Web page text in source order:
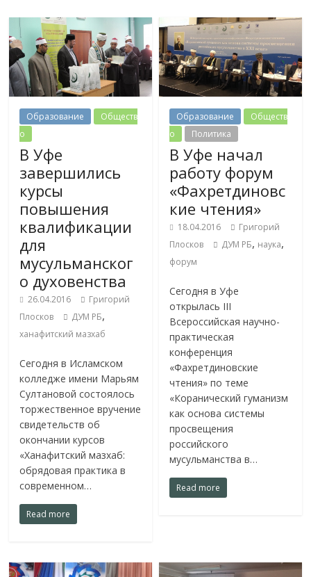
Образование
Обществ
о
В Уфе
завершились
курсы
повышения
квалификации
для
мусульманског
о духовенства
26.04.2016
Григорий
Плосков
ДУМ РБ,
ханафитский мазхаб
Сегодня в Исламском
колледже имени Марьям
Султановой состоялось
торжественное вручение
свидетельств об
окончании курсов
«Ханафитский мазхаб:
обрядовая практика в
современном…
Read more
Образование
Обществ
о
Политика
В Уфе начал
работу форум
«Фахретдиновс
кие чтения»
18.04.2016
Григорий
Плосков
ДУМ РБ, наука,
форум
Сегодня в Уфе
открылась III
Всероссийская научно-
практическая
конференция
«Фахретдиновские
чтения» по теме
«Коранический гуманизм
как основа системы
просвещения
российского
мусульманства в…
Read more